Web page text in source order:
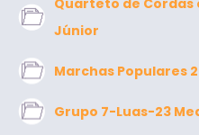
Quarteto de Cordas
Júnior
Marchas Populares
Grupo 7-Luas-23